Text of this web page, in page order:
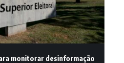
monitorar desinformação